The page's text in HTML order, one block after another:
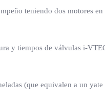
teniendo dos motores
y tiempos de válvulas i-
(que equivalen a un